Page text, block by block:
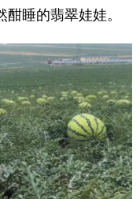
睡的翡翠娃娃。